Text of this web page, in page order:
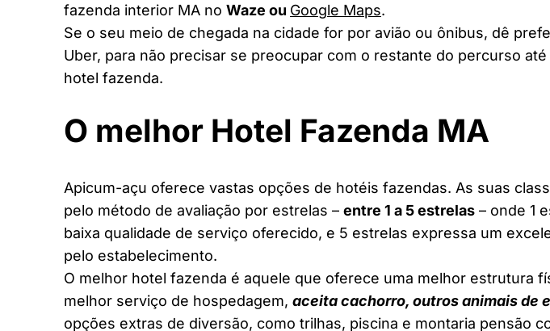
fazenda interior MA no Waze ou Google Maps.
Se o seu meio de chegada na cidade for por avião ou ônibus, dê
Uber, para não precisar se preocupar com o restante do percurso
hotel fazenda.
O melhor Hotel Fazenda MA
Apicum-açu oferece vastas opções de hotéis fazendas. As suas
pelo método de avaliação por estrelas – entre 1 a 5 estrelas – onde 1
baixa qualidade de serviço oferecido, e 5 estrelas expressa um
pelo estabelecimento.
O melhor hotel fazenda é aquele que oferece uma melhor estrutura
melhor serviço de hospedagem, aceita cachorro, outros animais de
opções extras de diversão, como trilhas, piscina e montaria pensão